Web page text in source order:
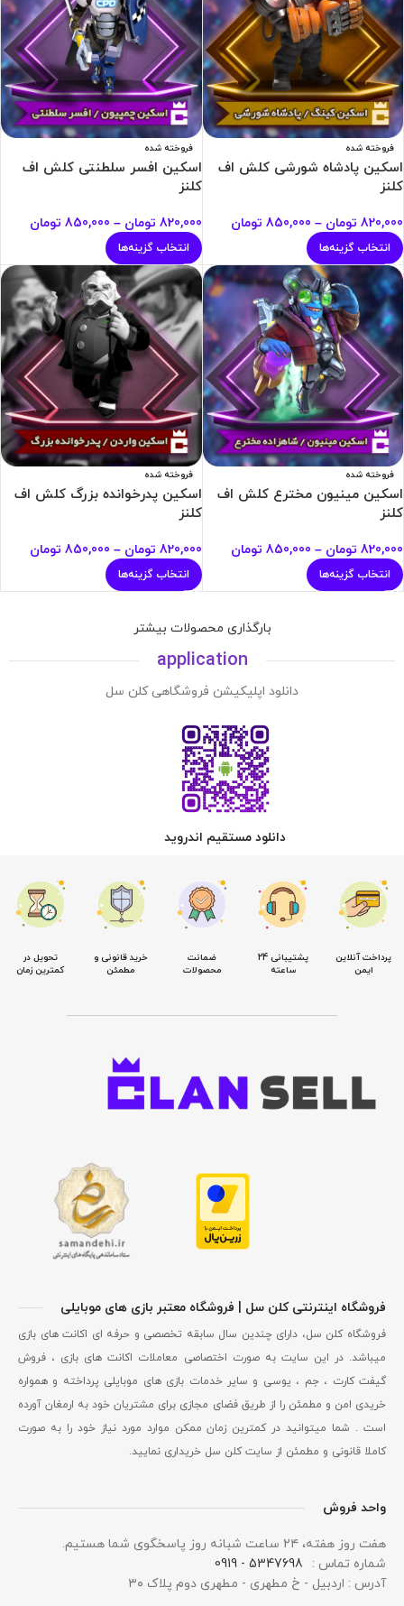
فروخته شده
اسکین پادشاه شورشی کلش اف
کلنز
820,000 تومان –
850,000 تومان
انتخاب گزینه‌ها
فروخته شده
اسکین افسر سلطنتی کلش اف
کلنز
820,000 تومان –
850,000 تومان
انتخاب گزینه‌ها
فروخته شده
اسکین مینیون مخترع کلش اف
کلنز
820,000 تومان –
850,000 تومان
انتخاب گزینه‌ها
فروخته شده
اسکین پدرخوانده بزرگ کلش اف
کلنز
820,000 تومان –
850,000 تومان
انتخاب گزینه‌ها
بارگذاری محصولات بیشتر
application
دانلود اپلیکیشن فروشگاهی کلن سل
دانلود مستقیم اندروید
پرداخت آنلاین
ایمن
پشتیبانی 24
ساعته
ضمانت
محصولات
خرید قانونی و
مطمئن
تحویل در
کمترین زمان
فروشگاه اینترنتی کلن سل | فروشگاه معتبر بازی های موبایلی
فروشگاه کلن سل، دارای چندین سال سابقه تخصصی و حرفه ای اکانت های بازی
میباشد. در این سایت به صورت اختصاصی معاملات اکانت های بازی ، فروش
گیفت کارت ، جم ، یوسی و سایر خدمات بازی های موبایلی پرداخته و همواره
خریدی امن و مطمئن را از طریق فضای مجازی برای مشتریان خود به ارمغان آورده
است . شما میتوانید در کمترین زمان ممکن موارد مورد نیاز خود را به صورت
کاملا قانونی و مطمئن از سایت کلن سل خریداری نمایید.
واحد فروش
هفت روز هفته، ۲۴ ساعت شبانه‌ روز پاسخگوی شما هستیم.
شماره تماس :
5347698 - 0919
آدرس : اردبیل - خ مطهری - مطهری دوم پلاک ۳۰